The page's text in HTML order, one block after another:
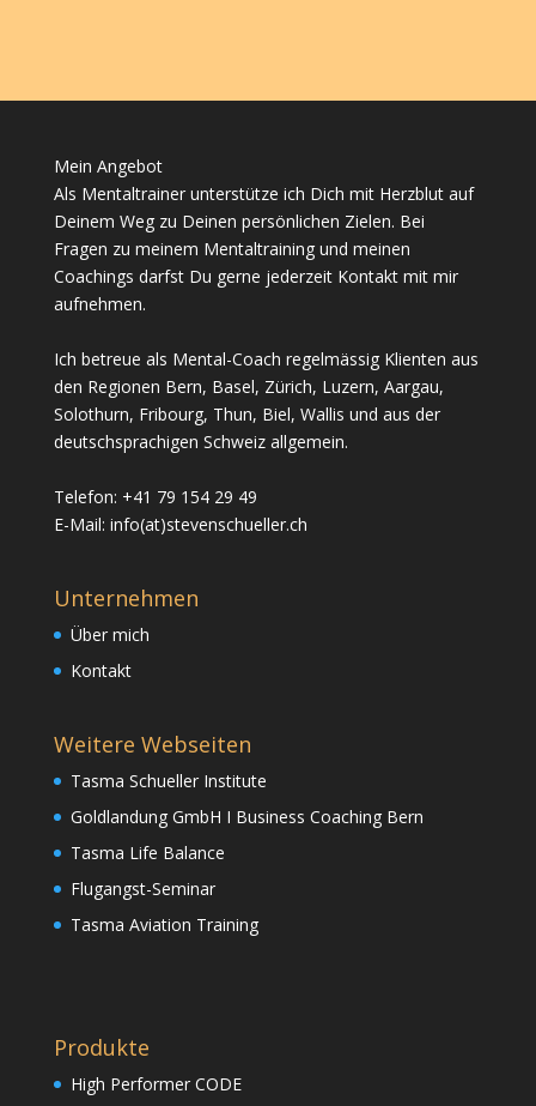
Mein Angebot
Als Mentaltrainer unterstütze ich Dich mit Herzblut auf
Deinem Weg zu Deinen persönlichen Zielen. Bei
Fragen zu meinem Mentaltraining und meinen
Coachings darfst Du gerne jederzeit Kontakt mit mir
aufnehmen.
Ich betreue als Mental-Coach regelmässig Klienten aus
den Regionen Bern, Basel, Zürich, Luzern, Aargau,
Solothurn, Fribourg, Thun, Biel, Wallis und aus der
deutschsprachigen Schweiz allgemein.
Telefon: +41 79 154 29 49
E-Mail: info(at)stevenschueller.ch
Unternehmen
Über mich
Kontakt
Weitere Webseiten
Tasma Schueller Institute
Goldlandung GmbH I Business Coaching Bern
Tasma Life Balance
Flugangst-Seminar
Tasma Aviation Training
Produkte
High Performer CODE